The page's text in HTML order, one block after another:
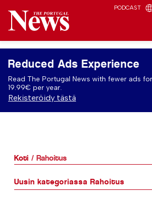
PODCAST
Reduced Ads Experience
Read The Portugal News with fewer ads
19.99€ per year.
Rekisteröidy tästä
Koti Rahoitus
Uusin kategoriassa Rahoitus